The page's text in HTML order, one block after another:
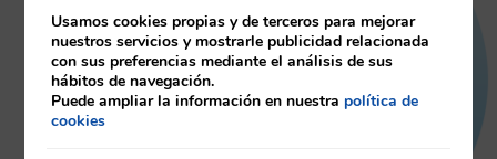
Usamos cookies propias y de terceros para mejorar
nuestros servicios y mostrarle publicidad relacionada
con sus preferencias mediante el análisis de sus
hábitos de navegación.
Puede ampliar la información en nuestra política de
cookies